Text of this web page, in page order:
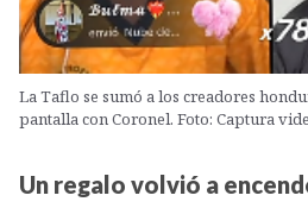
La Taflo se sumó a los creadores
pantalla con Coronel. Foto: Captura
Un regalo volvió a